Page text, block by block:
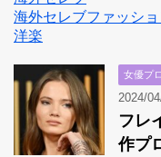
海外セレブファッショ
洋楽
女優プ
2024/
フレ
作プ